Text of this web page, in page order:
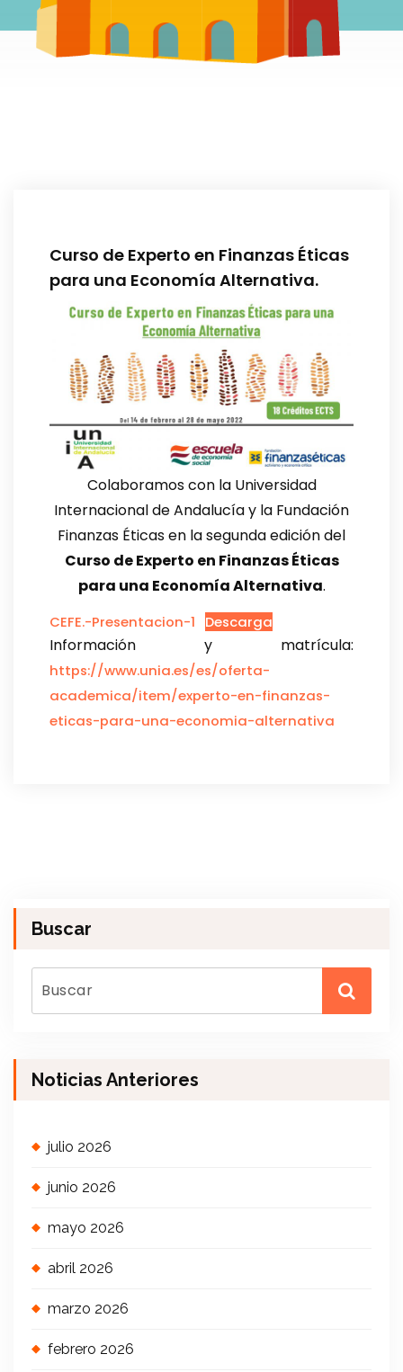
Curso de Experto en Finanzas Éticas
para una Economía Alternativa.
Colaboramos con la Universidad
Internacional de Andalucía y la Fundación
Finanzas Éticas en la segunda edición del
Curso de Experto en Finanzas Éticas
para una Economía Alternativa.
CEFE.-Presentacion-1 Descarga
Información y matrícula:
https://www.unia.es/es/oferta-
academica/item/experto-en-finanzas-
eticas-para-una-economia-alternativa
Buscar
Noticias Anteriores
julio 2026
junio 2026
mayo 2026
abril 2026
marzo 2026
febrero 2026